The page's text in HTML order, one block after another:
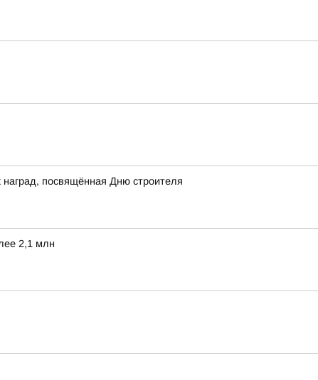
посвящённая Дню строителя
2,1 млн